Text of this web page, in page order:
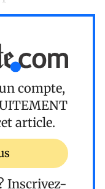
compte,
article.
Inscrivez-